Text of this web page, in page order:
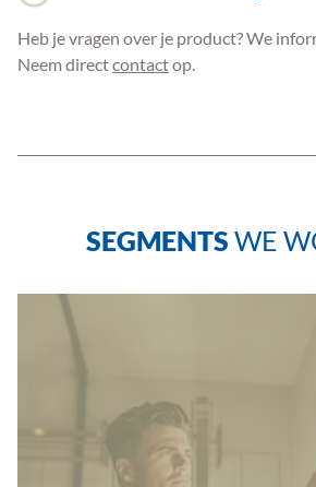
Heb je vragen over je product? We
Neem directcontactop.
SEGMENTS WE